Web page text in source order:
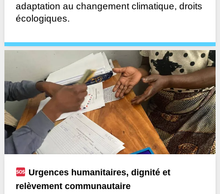
adaptation au changement climatique, droits
écologiques.
Urgences humanitaires, dignité et
relèvement communautaire